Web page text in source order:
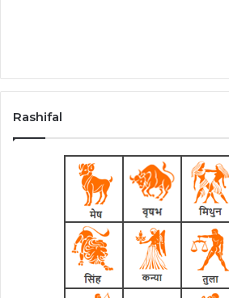
Rashifal